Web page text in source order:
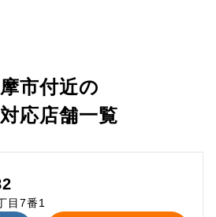
市付近の
応店舗一覧
目7番1